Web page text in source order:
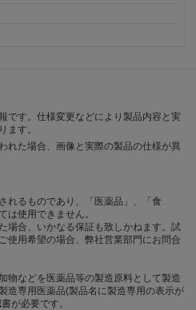
です。仕様変更などにより製品内容と実
ます。
れた場合、画像と実際の製品の仕様が異
れるものであり、「医薬品」、「食
は使用できません。
場合、いかなる保証も致しかねます。試
使用希望の場合、弊社営業部門にお問合
物などを医薬品等の製造原料として製造
造専用医薬品(製品名に製造専用の表示が
が必要です。